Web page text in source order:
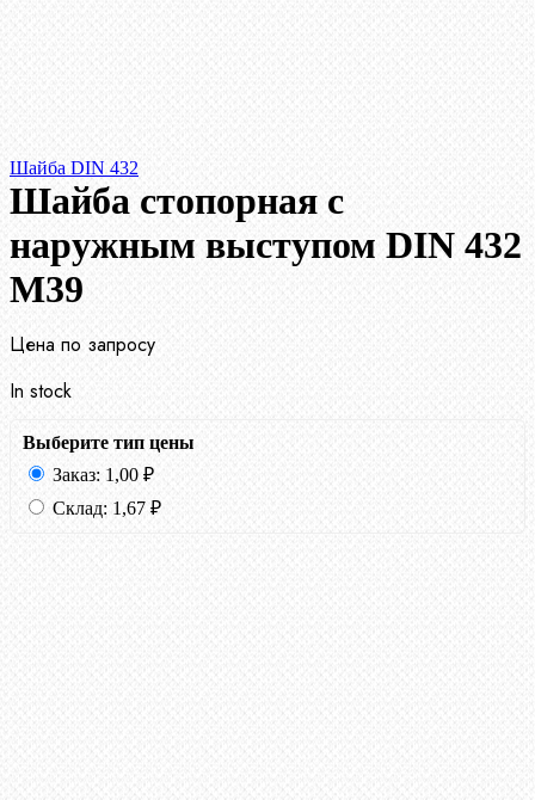
Шайба DIN 432
Шайба стопорная с
наружным выступом DIN 432
М39
Цена по запросу
In stock
Выберите тип цены
Заказ: 1,00 ₽
Склад: 1,67 ₽